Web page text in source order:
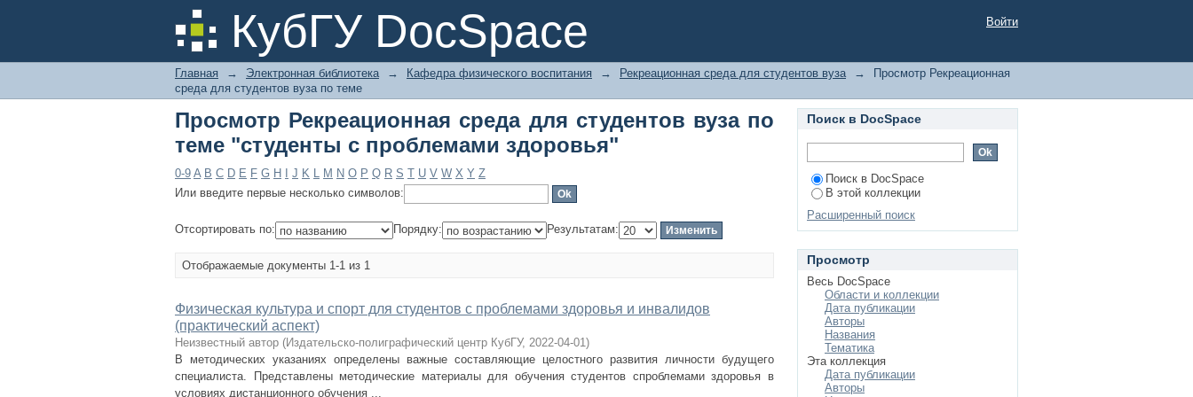
КубГУ DocSpace
Просмотр Рекреационная среда для студентов вуза по теме "студенты с
проблемами здоровья"
Войти
Главная → Электронная библиотека → Кафедра физического воспитания → Рекреационная среда для студентов вуза →
Просмотр Рекреационная
среда для студентов вуза по теме
Просмотр Рекреационная среда для студентов вуза по
теме "студенты с проблемами здоровья"
0-9 A B C D E F G H J K L M N O P Q R S T U V W X Y Z
Или введите первые несколько символов:
Отсортировать по: Порядку: Результатам:
Отображаемые документы 1-1 из 1
Физическая культура и спорт для студентов с проблемами здоровья и инвалидов
(практический аспект)
Неизвестный автор (Издательско-полиграфический центр КубГУ, 2022-04-01)
В методических указаниях определены важные составляющие целостного развития личности будущего
специалиста. Представлены методические материалы для обучения студентов спроблемами здоровья в
условиях дистанционного обучения ...
Поиск в DocSpace
Поиск в DocSpace
В этой коллекции
Расширенный поиск
Просмотр
Весь DocSpace
Области и коллекции
Дата публикации
Авторы
Названия
Тематика
Эта коллекция
Дата публикации
Авторы